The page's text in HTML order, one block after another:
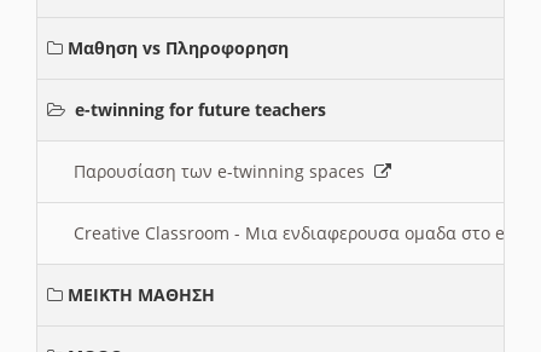
Μαθηση vs Πληροφορηση
e-twinning for future teachers
Παρουσίαση των e-twinning spaces
Creative Classroom - Μια ενδιαφερουσα ομαδα στο e-
ΜΕΙΚΤΗ ΜΑΘΗΣΗ